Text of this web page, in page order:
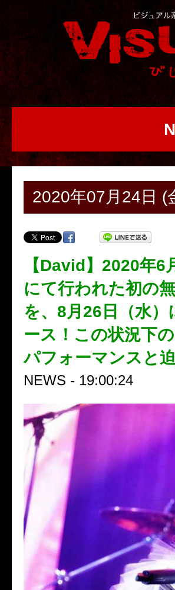
2020年07月24日 (
【David】2020年
にて行われた初の
を、8月26日（水
ース！この状況下
パフォーマンスと
NEWS - 19:00:24